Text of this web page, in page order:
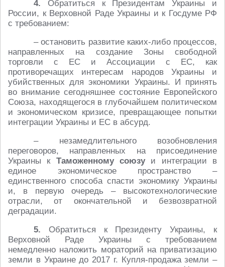
4. Обратиться к Президентам Украины и
России, к Верховной Раде Украины и к Госдуме РФ
с требованием:
– остановить развитие каких-либо процессов,
направленных на создание Зоны свободной
торговли с ЕС и Ассоциации с ЕС, как
противоречащих интересам народов Украины и
убийственных для экономики Украины. И принять
во внимание сегодняшнее состояние Европейского
Союза, находящегося в глубочайшем политическом
и экономическом кризисе, превращающее попытки
интеграции Украины и ЕС в абсурд.
– незамедлительного возобновления
переговоров, направленных на присоединение
Украины к Таможенному союзуи интеграции в
единое экономическое пространство –
единственного способа спасти экономику Украины
и, в первую очередь – высокотехнологические
отрасли, от окончательной и безвозвратной
деградации.
5. Обратиться к Президенту Украины, к
Верховной Раде Украины с требованием
немедленно наложить мораторий на приватизацию
земли в Украине до 2017 г. Купля-продажа земли –